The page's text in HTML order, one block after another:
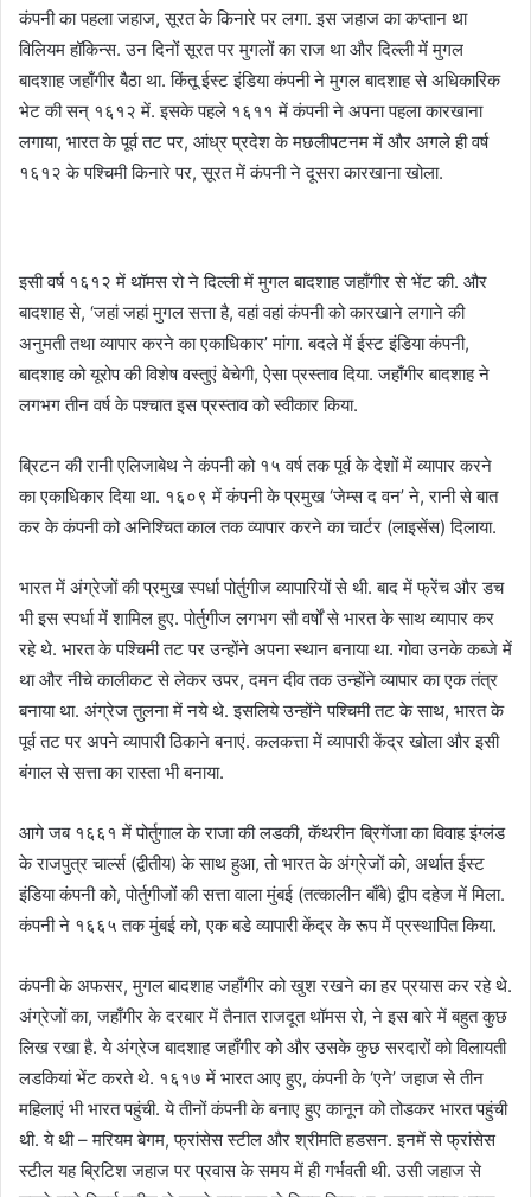
कंपनी का पहला जहाज, सूरत के किनारे पर लगा. इस जहाज का कप्तान था
विलियम हॉकिन्स. उन दिनों सूरत पर मुगलों का राज था और दिल्ली में मुगल
बादशाह जहाँगीर बैठा था. किंतू ईस्ट इंडिया कंपनी ने मुगल बादशाह से अधिकारिक
भेट की सन् १६१२ में. इसके पहले १६११ में कंपनी ने अपना पहला कारखाना
लगाया, भारत के पूर्व तट पर, आंध्र प्रदेश के मछलीपटनम में और अगले ही वर्ष
१६१२ के पश्चिमी किनारे पर, सूरत में कंपनी ने दूसरा कारखाना खोला.
इसी वर्ष १६१२ में थॉमस रो ने दिल्ली में मुगल बादशाह जहाँगीर से भेंट की. और
बादशाह से, ‘जहां जहां मुगल सत्ता है, वहां वहां कंपनी को कारखाने लगाने की
अनुमती तथा व्यापार करने का एकाधिकार’ मांगा. बदले में ईस्ट इंडिया कंपनी,
बादशाह को यूरोप की विशेष वस्तुएं बेचेगी, ऐसा प्रस्ताव दिया. जहाँगीर बादशाह ने
लगभग तीन वर्ष के पश्चात इस प्रस्ताव को स्वीकार किया.
ब्रिटन की रानी एलिजाबेथ ने कंपनी को १५ वर्ष तक पूर्व के देशों में व्यापार करने
का एकाधिकार दिया था. १६०९ में कंपनी के प्रमुख ‘जेम्स द वन’ ने, रानी से बात
कर के कंपनी को अनिश्चित काल तक व्यापार करने का चार्टर (लाइसेंस) दिलाया.
भारत में अंग्रेजों की प्रमुख स्पर्धा पोर्तुगीज व्यापारियों से थी. बाद में फ्रेंच और डच
भी इस स्पर्धा में शामिल हुए. पोर्तुगीज लगभग सौ वर्षों से भारत के साथ व्यापार कर
रहे थे. भारत के पश्चिमी तट पर उन्होंने अपना स्थान बनाया था. गोवा उनके कब्जे में
था और नीचे कालीकट से लेकर उपर, दमन दीव तक उन्होंने व्यापार का एक तंत्र
बनाया था. अंग्रेज तुलना में नये थे. इसलिये उन्होंने पश्चिमी तट के साथ, भारत के
पूर्व तट पर अपने व्यापारी ठिकाने बनाएं. कलकत्ता में व्यापारी केंद्र खोला और इसी
बंगाल से सत्ता का रास्ता भी बनाया.
आगे जब १६६१ में पोर्तुगाल के राजा की लडकी, कॅथरीन ब्रिगेंजा का विवाह इंग्लंड
के राजपुत्र चार्ल्स (द्वीतीय) के साथ हुआ, तो भारत के अंग्रेजों को, अर्थात ईस्ट
इंडिया कंपनी को, पोर्तुगीजों की सत्ता वाला मुंबई (तत्कालीन बाँबे) द्वीप दहेज में मिला.
कंपनी ने १६६५ तक मुंबई को, एक बडे व्यापारी केंद्र के रूप में प्रस्थापित किया.
कंपनी के अफसर, मुगल बादशाह जहाँगीर को खुश रखने का हर प्रयास कर रहे थे.
अंग्रेजों का, जहाँगीर के दरबार में तैनात राजदूत थॉमस रो, ने इस बारे में बहुत कुछ
लिख रखा है. ये अंग्रेज बादशाह जहाँगीर को और उसके कुछ सरदारों को विलायती
लडकियां भेंट करते थे. १६१७ में भारत आए हुए, कंपनी के ‘एने’ जहाज से तीन
महिलाएं भी भारत पहुंची. ये तीनों कंपनी के बनाए हुए कानून को तोडकर भारत पहुंची
थी. ये थी – मरियम बेगम, फ्रांसेस स्टील और श्रीमति हडसन. इनमें से फ्रांसेस
स्टील यह ब्रिटिश जहाज पर प्रवास के समय में ही गर्भवती थी. उसी जहाज से